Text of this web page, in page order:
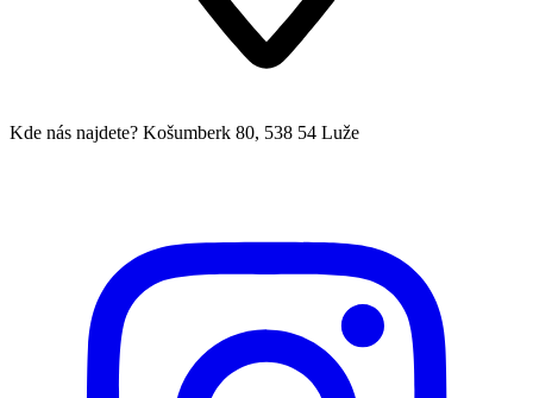
Kde nás najdete? Košumberk 80, 538 54 Luže